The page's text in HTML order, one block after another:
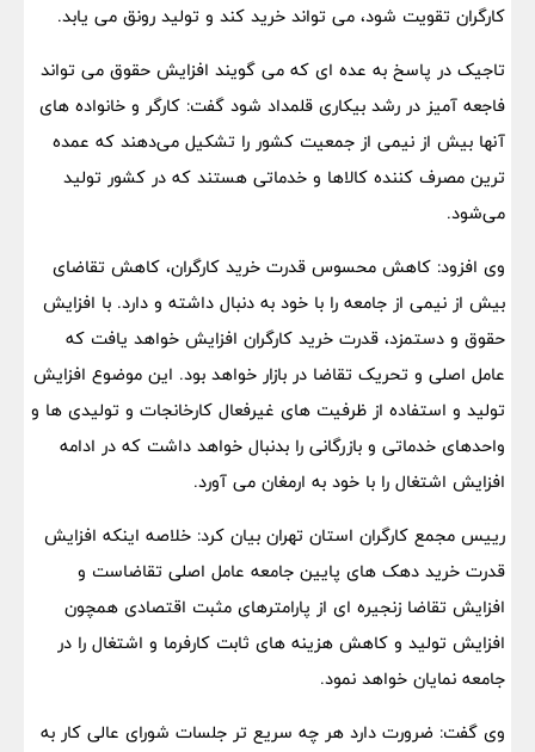
کارگران تقویت شود، می تواند خرید کند و تولید رونق می یابد.
تاجیک در پاسخ به عده ای که می گویند افزایش حقوق می تواند
فاجعه آمیز در رشد بیکاری قلمداد شود گفت: کارگر و خانواده های
آنها بیش از نیمی از جمعیت کشور را تشکیل می‌دهند که عمده
ترین مصرف کننده کالاها و خدماتی هستند که در کشور تولید
می‌شود.
وی افزود: کاهش محسوس قدرت خرید کارگران، کاهش تقاضای
بیش از نیمی از جامعه را با خود به دنبال داشته و دارد. با افزایش
حقوق و دستمزد، قدرت خرید کارگران افزایش خواهد یافت که
عامل اصلی و تحریک تقاضا در بازار خواهد بود. این موضوع افزایش
تولید و استفاده از ظرفیت های غیرفعال کارخانجات و تولیدی ها و
واحدهای خدماتی و بازرگانی را بدنبال خواهد داشت که در ادامه
افزایش اشتغال را با خود به ارمغان می آورد.
رییس مجمع کارگران استان تهران بیان کرد: خلاصه اینکه افزایش
قدرت خرید دهک های پایین جامعه عامل اصلی تقاضاست و
افزایش تقاضا زنجیره ای از پارامترهای مثبت اقتصادی همچون
افزایش تولید و کاهش هزینه های ثابت کارفرما و اشتغال را در
جامعه نمایان خواهد نمود.
وی گفت: ضرورت دارد هر چه سریع تر جلسات شورای عالی کار به